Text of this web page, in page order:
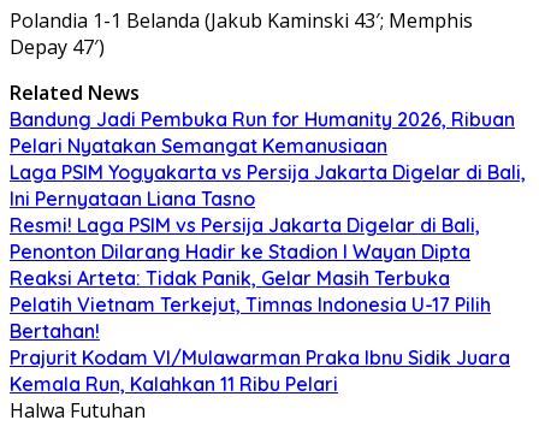
Polandia 1-1 Belanda (Jakub Kaminski 43′; Memphis
Depay 47′)
Related News
Bandung Jadi Pembuka Run for Humanity 2026, Ribuan
Pelari Nyatakan Semangat Kemanusiaan
Laga PSIM Yogyakarta vs Persija Jakarta Digelar di Bali,
Ini Pernyataan Liana Tasno
Resmi! Laga PSIM vs Persija Jakarta Digelar di Bali,
Penonton Dilarang Hadir ke Stadion I Wayan Dipta
Reaksi Arteta: Tidak Panik, Gelar Masih Terbuka
Pelatih Vietnam Terkejut, Timnas Indonesia U-17 Pilih
Bertahan!
Prajurit Kodam VI/Mulawarman Praka Ibnu Sidik Juara
Kemala Run, Kalahkan 11 Ribu Pelari
Halwa Futuhan